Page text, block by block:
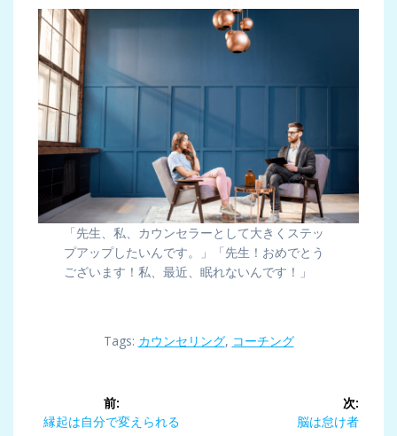
「先生、私、カウンセラーとして大きくステッ
プアップしたいんです。」「先生！おめでとう
ございます！私、最近、眠れないんです！」
Tags: カウンセリング, コーチング
前:
前
縁起は自分で変えられる
次:
次
脳は怠け者